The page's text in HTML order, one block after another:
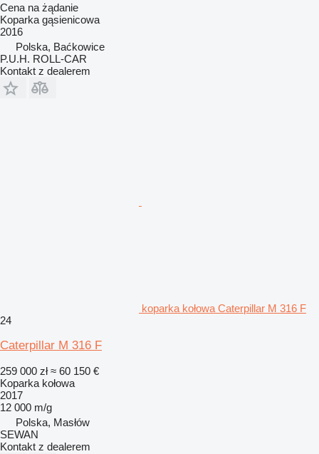
Cena na żądanie
Koparka gąsienicowa
2016
Polska, Baćkowice
P.U.H. ROLL-CAR
Kontakt z dealerem
koparka kołowa Caterpillar M 316 F
24
Caterpillar M 316 F
259 000 zł ≈ 60 150 €
Koparka kołowa
2017
12 000 m/g
Polska, Masłów
SEWAN
Kontakt z dealerem